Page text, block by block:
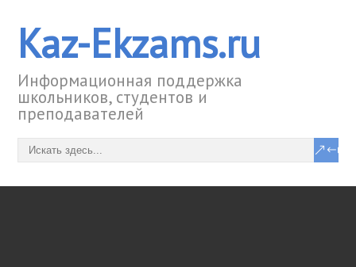
Kaz-Ekzams.ru
Информационная поддержка
школьников, студентов и
преподавателей